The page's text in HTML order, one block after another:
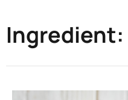
Ingredient: